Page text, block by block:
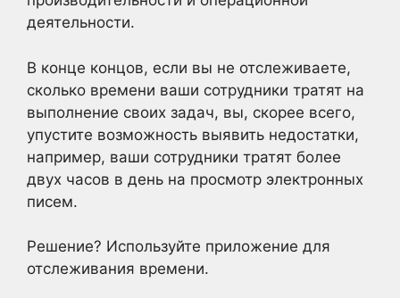
деятельности.
В конце концов, если вы не отслеживаете,
сколько времени ваши сотрудники тратят на
выполнение своих задач, вы, скорее всего,
упустите возможность выявить недостатки,
например, ваши сотрудники тратят более
двух часов в день на просмотр электронных
писем.
Решение? Используйте приложение для
отслеживания времени.